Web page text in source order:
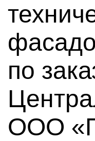
по
ООО